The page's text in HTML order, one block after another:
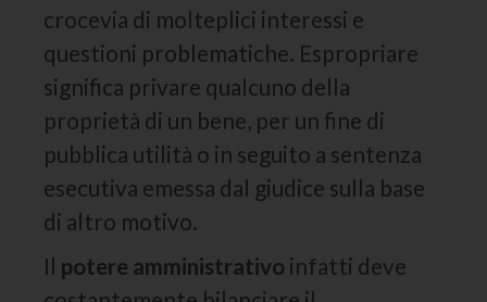
crocevia di molteplici interessi e
questioni problematiche. Espropriare
significa privare qualcuno della
proprietà di un bene, per un fine di
pubblica utilità o in seguito a sentenza
esecutiva emessa dal giudice sulla base
di altro motivo.
Il potere amministrativo infatti deve